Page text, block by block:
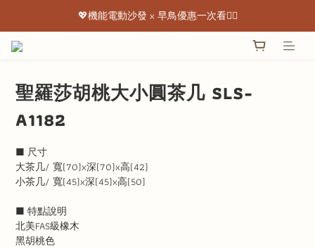
💖機能電動沙發 x 早鳥優惠一次看👇🏻
💖機能電動沙發 x 早鳥優惠一次看👇🏻
聖羅莎胡桃大小圓茶几 SLS-
A1182
■ 尺寸
大茶几/ 寬(70)x深(70)x高(42)
小茶几/ 寬(45)x深(45)x高(50)
■ 特點說明
北美FAS級橡木
黑胡桃色